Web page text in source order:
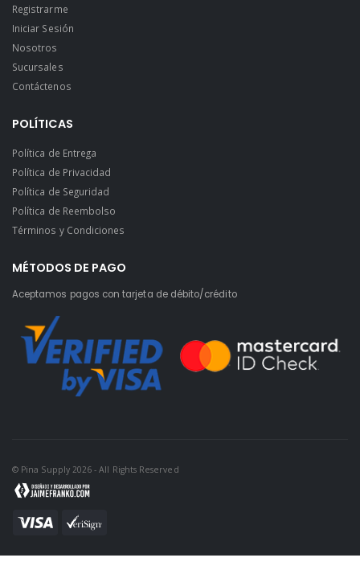
Registrarme
Iniciar Sesión
Nosotros
Sucursales
Contáctenos
POLÍTICAS
Política de Entrega
Política de Privacidad
Política de Seguridad
Política de Reembolso
Términos y Condiciones
MÉTODOS DE PAGO
Aceptamos pagos con tarjeta de débito/crédito
© Pina Supply 2026 - All Rights Reserved